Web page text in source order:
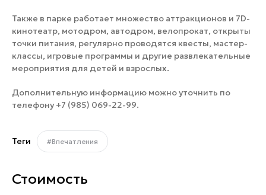
Также в парке работает множество аттракционов и 7D-
кинотеатр, мотодром, автодром, велопрокат, открыты
точки питания, регулярно проводятся квесты, мастер-
классы, игровые программы и другие развлекательные
мероприятия для детей и взрослых.
Дополнительную информацию можно уточнить по
телефону +7 (985) 069-22-99.
Теги #Впечатления
Стоимость